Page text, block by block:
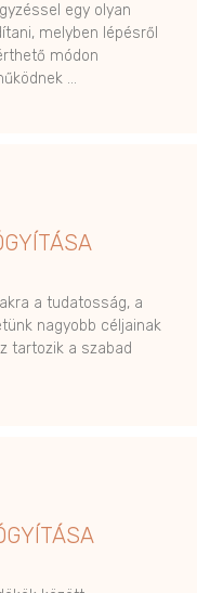
egy olyan
melyben lépésről
módon
…
a tudatosság, a
nagyobb céljainak
tartozik a szabad